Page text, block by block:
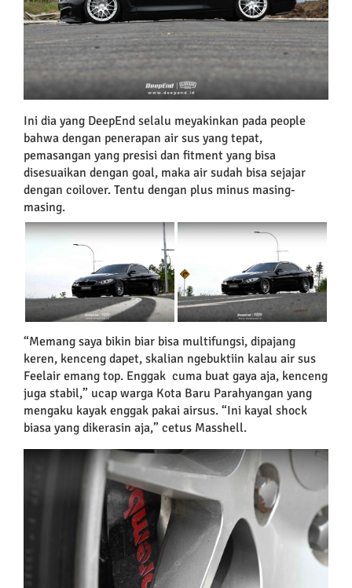
Ini dia yang DeepEnd selalu meyakinkan pada people
bahwa dengan penerapan air sus yang tepat,
pemasangan yang presisi dan fitment yang bisa
disesuaikan dengan goal, maka air sudah bisa sejajar
dengan coilover. Tentu dengan plus minus masing-
masing.
“Memang saya bikin biar bisa multifungsi, dipajang
keren, kenceng dapet, skalian ngebuktiin kalau air sus
Feelair emang top. Enggak cuma buat gaya aja, kenceng
juga stabil,” ucap warga Kota Baru Parahyangan yang
mengaku kayak enggak pakai airsus. “Ini kayal shock
biasa yang dikerasin aja,” cetus Masshell.